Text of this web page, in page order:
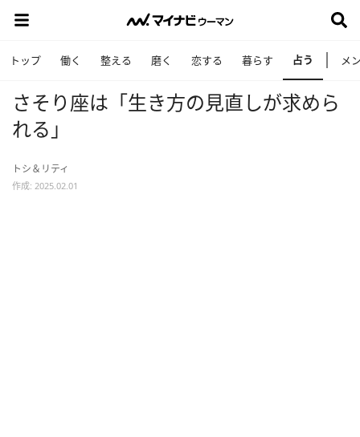
トップ 働く 整える 磨く 恋する 暮らす 占う メ
さそり座は「生き方の見直しが求めら
れる」
トシ＆リティ
作成: 2025.02.01